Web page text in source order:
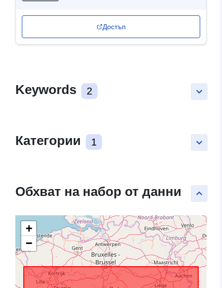
Достъп
keyboard_arrow_down
Keywords 2
keyboard_arrow_down
Категории 1
keyboard_arrow_up
Обхват на набор от данни
+
−